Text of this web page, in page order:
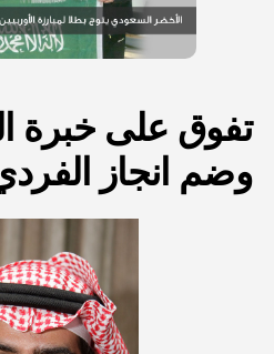
تفوق على خبرة
وضم انجاز